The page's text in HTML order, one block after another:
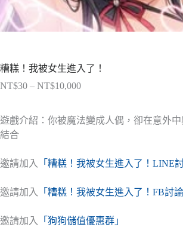
糟糕！我被女生進入了！
NT$30 – NT$10,000價
範
到
NT$10,000
遊戲介紹：你被魔法變成人偶，卻在意外
結合
邀請加入 「糟糕！我被女生進入了！LINE討
邀請加入 「糟糕！我被女生進入了！FB討論
邀請加入 「狗狗儲值優惠群」